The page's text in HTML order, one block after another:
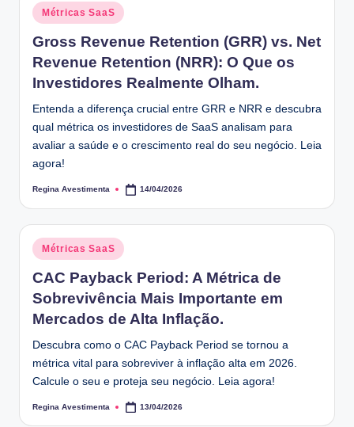
Posted
in
Métricas SaaS
Gross Revenue Retention (GRR) vs. Net
Revenue Retention (NRR): O Que os
Investidores Realmente Olham.
Entenda a diferença crucial entre GRR e NRR e descubra
qual métrica os investidores de SaaS analisam para
avaliar a saúde e o crescimento real do seu negócio. Leia
agora!
Posted
Regina Avestimenta 14/04/2026
Posted
in
Métricas SaaS
CAC Payback Period: A Métrica de
Sobrevivência Mais Importante em
Mercados de Alta Inflação.
Descubra como o CAC Payback Period se tornou a
métrica vital para sobreviver à inflação alta em 2026.
Calcule o seu e proteja seu negócio. Leia agora!
Posted
Regina Avestimenta 13/04/2026